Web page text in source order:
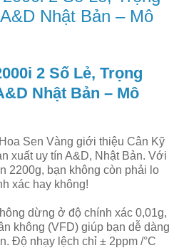
Nhật Bản – Mô
2 Số Lẻ, Trọng
Nhật Bản – Mô
Sen Vàng giới thiệu Cân Kỹ
xuất uy tín A&D, Nhật Bản. Với
2200g, bạn không còn phải lo
xác hay không!
dừng ở độ chính xác 0,01g,
không (VFD) giúp bạn dễ dàng
Độ nhạy lệch chỉ ± 2ppm /°C